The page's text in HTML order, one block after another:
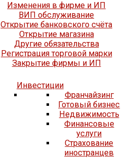
Изменения в фирме и ИП
ВИП обслуживание
Открытие банковского счёта
Открытие магазина
Другие обязательства
Регистрация торговой марки
Закрытие фирмы и ИП
Инвестиции
Франчайзинг
Готовый бизнес
Недвижимость
Финансовые
услуги
Страхование
иностранцев